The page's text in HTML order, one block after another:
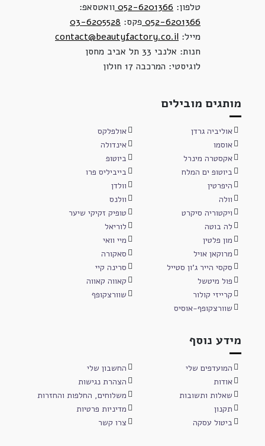
טלפון: 052-6201366 וואטסאפ:
052-6201366 פקס: 03-6205528
מייל: contact@beautyfactory.co.il
חנות: אלנבי 33 תל אביב מחסן
לוגיסטי: המרכבה 17 חולון
מותגים מובילים
אוליביה גרדן
אולפלקס
אוסמו
אינדולה
אקסטרה מינרל
ביוטופ
ביוטופ ים המלח
בייביליס פרו
היפרטין
וולדן
וולה
וולנס
ויקטוריה סיקרט
טופיק זקיקי שיער
לה בוטה
לוריאל
מון פלטין
מיי וואי
מרוקאן אויל
סאקורה
סקסי הייר ג'ון סטייל
סרינה קיי
פול מיטשל
קאווה קאווה
קרייזי קולור
שוורצקופף
שוורצקופף-אוסיס
מידע נוסף
המועדפים שלי
החשבון שלי
אודות
הצהרת נגישות
שאלות ותשובות
משלוחים, החלפות והחזרות
תקנון
מדיניות פרטיות
ביטול עסקה
צרו קשר